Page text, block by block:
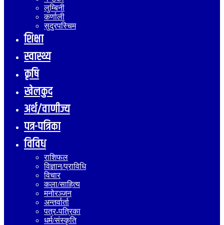
लुम्बिनी
कर्णाली
सुदुरपस्चिम
शिक्षा
स्वास्थ्य
कृषि
खेलकुद
अर्थ/वाणीज्य
पत्र-पत्रिका
विविध
राशिफल
विज्ञान/प्राविधि
विचार
कला/साहित्य
मनोरञ्जन
अन्तर्वार्ता
पत्र-पत्रिका
धर्म/संस्कृति